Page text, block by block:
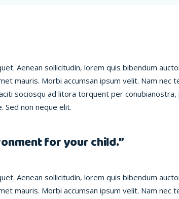
Aenean sollicitudin, lorem quis bibendum
mauris. Morbi accumsan ipsum velit. Nam nec
sociosqu ad litora torquent per
Sed non neque elit.
for your child.”
Aenean sollicitudin, lorem quis bibendum
mauris. Morbi accumsan ipsum velit. Nam nec